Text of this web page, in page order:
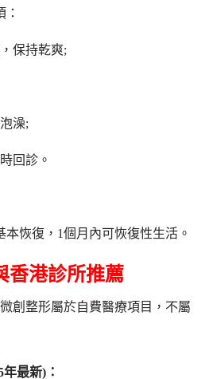
保持乾爽;
澡;
回診。
本恢復，1個月內可恢復性生活。
香港診所推薦
創整形屬於自費醫療項目，不屬
最新)：